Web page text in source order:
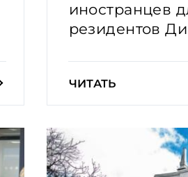
иностранцев
резидентов
ЧИТАТЬ